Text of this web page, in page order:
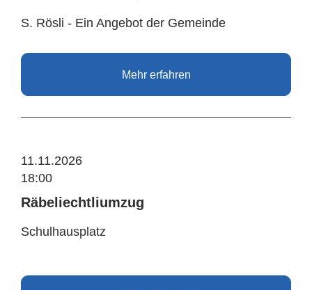
S. Rösli - Ein Angebot der Gemeinde
Mehr erfahren
11.11.2026
18:00
Räbeliechtliumzug
Schulhausplatz